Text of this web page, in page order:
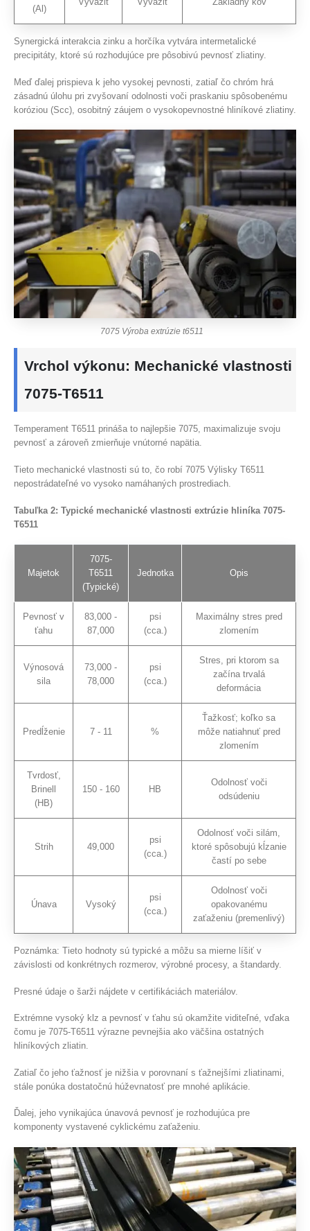
(Al)
Synergická interakcia zinku a horčíka vytvára intermetalické
precipitáty, ktoré sú rozhodujúce pre pôsobivú pevnosť zliatiny.
Meď ďalej prispieva k jeho vysokej pevnosti, zatiaľ čo chróm hrá
zásadnú úlohu pri zvyšovaní odolnosti voči praskaniu spôsobenému
koróziou (Scc), osobitný záujem o vysokopevnostné hliníkové zliatiny.
7075 Výroba extrúzie t6511
Vrchol výkonu: Mechanické vlastnosti
7075-T6511
Temperament T6511 prináša to najlepšie 7075, maximalizuje svoju
pevnosť a zároveň zmierňuje vnútorné napätia.
Tieto mechanické vlastnosti sú to, čo robí 7075 Výlisky T6511
nepostrádateľné vo vysoko namáhaných prostrediach.
Tabuľka 2: Typické mechanické vlastnosti extrúzie hliníka 7075-
T6511
Majetok
7075-
T6511
(Typické)
Jednotka Opis
Pevnosť v
ťahu
83,000 -
87,000
psi
(cca.)
Maximálny stres pred
zlomením
Výnosová
sila
73,000 -
78,000
psi
(cca.)
Stres, pri ktorom sa
začína trvalá
deformácia
Predĺženie 7 - 11 %
Ťažkosť; koľko sa
môže natiahnuť pred
zlomením
Tvrdosť,
Brinell
(HB)
150 - 160 HB
Odolnosť voči
odsúdeniu
Strih 49,000
psi
(cca.)
Odolnosť voči silám,
ktoré spôsobujú kĺzanie
častí po sebe
Únava Vysoký
psi
(cca.)
Odolnosť voči
opakovanému
zaťaženiu (premenlivý)
Poznámka: Tieto hodnoty sú typické a môžu sa mierne líšiť v
závislosti od konkrétnych rozmerov, výrobné procesy, a štandardy.
Presné údaje o šarži nájdete v certifikáciách materiálov.
Extrémne vysoký klz a pevnosť v ťahu sú okamžite viditeľné, vďaka
čomu je 7075-T6511 výrazne pevnejšia ako väčšina ostatných
hliníkových zliatin.
Zatiaľ čo jeho ťažnosť je nižšia v porovnaní s ťažnejšími zliatinami,
stále ponúka dostatočnú húževnatosť pre mnohé aplikácie.
Ďalej, jeho vynikajúca únavová pevnosť je rozhodujúca pre
komponenty vystavené cyklickému zaťaženiu.